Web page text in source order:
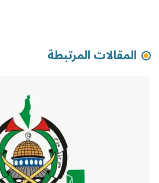
المقالات المرتبطة